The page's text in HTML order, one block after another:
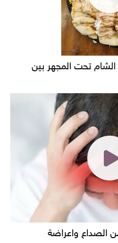
تحت المجهر بين
الصداع واعراضة